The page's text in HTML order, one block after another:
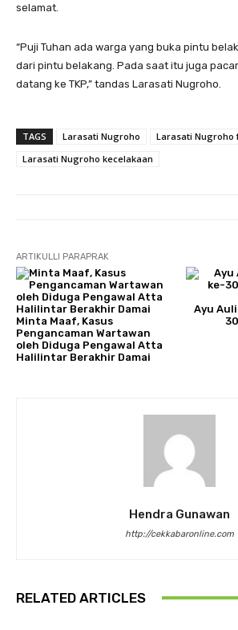
selamat.
“Puji Tuhan ada warga yang buka pintu
dari pintu belakang. Pada saat itu juga
datang ke TKP,” tandas Larasati Nugroho.
TAGS Larasati Nugroho
Larasati Nugroho
Larasati Nugroho kecelakaan
ARTIKULLI PARAPRAK
Minta Maaf, Kasus
Pengancaman Wartawan
oleh Diduga Pengawal Atta
Halilintar Berakhir Damai
Ayu
Hendra Gunawan
http://cekkabaronline.com
RELATED ARTICLES